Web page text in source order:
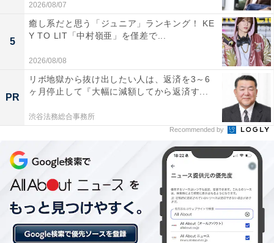
組んでいていいと思います（42歳女性）」「大賛成で
す！ 地球の環境問題とフォークで食べたいとか使用した
いという多数の意見を天秤にかけても地球の環境のほう
が100％大切なのでファミリーマートは本気で地球環境
の事を考えていて素晴らしいと思うからです（44歳男
性）」など、わずかな取り組みからでも環境問題に関わ
っていくことが大切というコメントもありました。
2026/08/07
5
癒し系だと思う「ジュニア」ランキング！ KE
Y TO LIT「中村嶺亜」を僅差で...
2026/08/08
PR
リボ地獄から抜け出したい人は、返済を3～6
ヶ月停止して『大幅に減額してから返済す...
渋谷法務総合事務所
Recommended by